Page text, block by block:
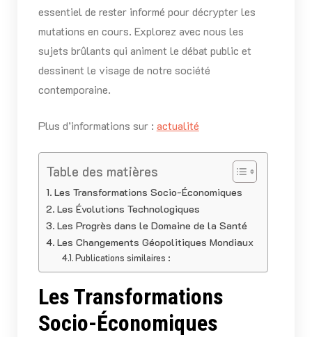
essentiel de rester informé pour décrypter les
mutations en cours. Explorez avec nous les
sujets brûlants qui animent le débat public et
dessinent le visage de notre société
contemporaine.
Plus d’informations sur : actualité
Table des matières
Les Transformations Socio-Économiques
Les Évolutions Technologiques
Les Progrès dans le Domaine de la Santé
Les Changements Géopolitiques Mondiaux
Publications similaires :
Les Transformations
Socio-Économiques